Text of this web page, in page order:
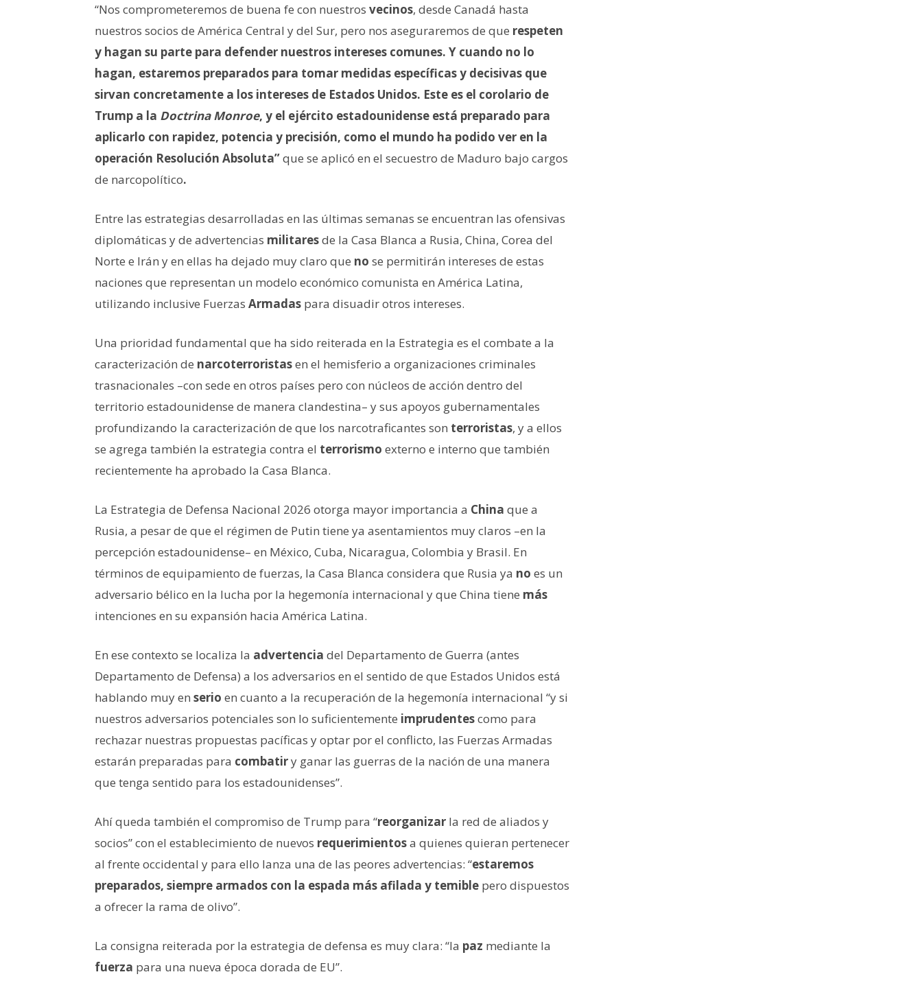
“Nos comprometeremos de buena fe con nuestros vecinos, desde Canadá hasta
nuestros socios de América Central y del Sur, pero nos aseguraremos de que respeten
y hagan su parte para defender nuestros intereses comunes. Y cuando no lo
hagan, estaremos preparados para tomar medidas específicas y decisivas que
sirvan concretamente a los intereses de Estados Unidos. Este es el corolario de
Trump a la Doctrina Monroe, y el ejército estadounidense está preparado para
aplicarlo con rapidez, potencia y precisión, como el mundo ha podido ver en la
operación Resolución Absoluta”que se aplicó en el secuestro de Maduro bajo cargos
de narcopolítico.
Entre las estrategias desarrolladas en las últimas semanas se encuentran las ofensivas
diplomáticas y de advertencias militaresde la Casa Blanca a Rusia, China, Corea del
Norte e Irán y en ellas ha dejado muy claro que no se permitirán intereses de estas
naciones que representan un modelo económico comunista en América Latina,
utilizando inclusive Fuerzas Armadas para disuadir otros intereses.
Una prioridad fundamental que ha sido reiterada en la Estrategia es el combate a la
caracterización de narcoterroristasen el hemisferio a organizaciones criminales
trasnacionales –con sede en otros países pero con núcleos de acción dentro del
territorio estadounidense de manera clandestina– y sus apoyos gubernamentales
profundizando la caracterización de que los narcotraficantes son terroristas, y a ellos
se agrega también la estrategia contra el terrorismo externo e interno que también
recientemente ha aprobado la Casa Blanca.
La Estrategia de Defensa Nacional 2026 otorga mayor importancia a China que a
Rusia, a pesar de que el régimen de Putin tiene ya asentamientos muy claros –en la
percepción estadounidense– en México, Cuba, Nicaragua, Colombia y Brasil. En
términos de equipamiento de fuerzas, la Casa Blanca considera que Rusia ya no es un
adversario bélico en la lucha por la hegemonía internacional y que China tiene más
intenciones en su expansión hacia América Latina.
En ese contexto se localiza la advertencia del Departamento de Guerra (antes
Departamento de Defensa) a los adversarios en el sentido de que Estados Unidos está
hablando muy en serio en cuanto a la recuperación de la hegemonía internacional “y si
nuestros adversarios potenciales son lo suficientemente imprudentescomo para
rechazar nuestras propuestas pacíficas y optar por el conflicto, las Fuerzas Armadas
estarán preparadas para combatiry ganar las guerras de la nación de una manera
que tenga sentido para los estadounidenses”.
Ahí queda también el compromiso de Trump para “reorganizar la red de aliados y
socios” con el establecimiento de nuevos requerimientosa quienes quieran pertenecer
al frente occidental y para ello lanza una de las peores advertencias: “estaremos
preparados, siempre armados con la espada más afilada y temible pero dispuestos
a ofrecer la rama de olivo”.
La consigna reiterada por la estrategia de defensa es muy clara: “la paz mediante la
fuerza para una nueva época dorada de EU”.